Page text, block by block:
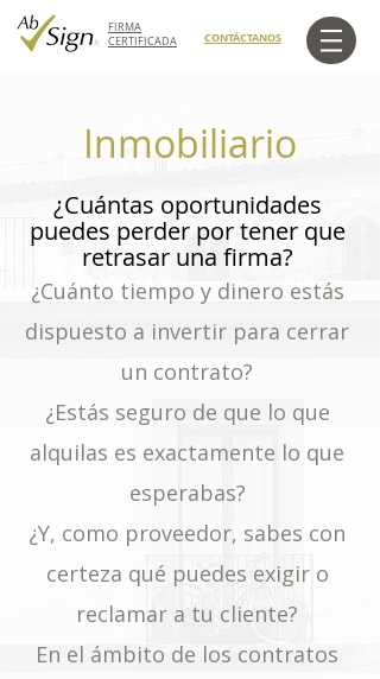
FIRMA
CERTIFICADA
CONTÁCTANOS
Inmobiliario
¿Cuántas oportunidades
puedes perder por tener que
retrasar una firma?
¿Cuánto tiempo y dinero estás
dispuesto a invertir para cerrar
un contrato?
¿Estás seguro de que lo que
alquilas es exactamente lo que
esperabas?
¿Y, como proveedor, sabes con
certeza qué puedes exigir o
reclamar a tu cliente?
En el ámbito de los contratos